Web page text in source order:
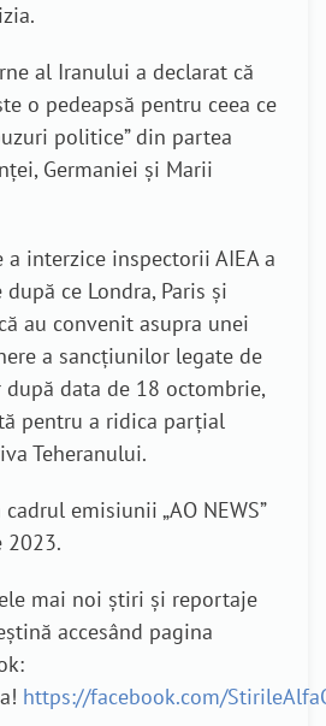
al Iranului a declarat că
o pedeapsă pentru ceea ce
politice” din partea
Germaniei și Marii
interzice inspectorii AIEA a
ce Londra, Paris și
au convenit asupra unei
a sancțiunilor legate de
data de 18 octombrie,
pentru a ridica parțial
Teheranului.
emisiunii „AO NEWS”
2023.
mai noi știri și reportaje
accesând pagina
https://facebook.com/